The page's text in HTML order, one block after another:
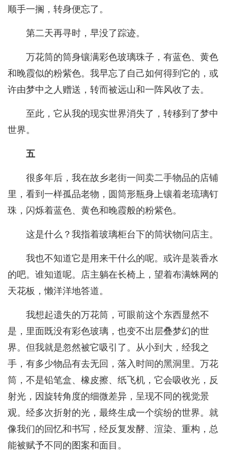
顺手一搁，转身便忘了。
第二天再寻时，早没了踪迹。
万花筒的筒身镶满彩色玻璃珠子，有蓝色、黄色
和晚霞似的粉紫色。我早忘了自己如何得到它的，或
许由梦中之人赠送，转而被远山和一阵风收了去。
至此，它从我的现实世界消失了，转移到了梦中
世界。
五
很多年后，我在故乡老街一间卖二手物品的店铺
里，看到一样孤品老物，圆筒形瓶身上镶着老琉璃钉
珠，闪烁着蓝色、黄色和晚霞般的粉紫色。
这是什么？我指着玻璃柜台下的筒状物问店主。
我也不知道它是用来干什么的呢。或许是装香水
的吧。谁知道呢。店主躺在长椅上，望着布满蛛网的
天花板，懒洋洋地答道。
我想起遗失的万花筒，可眼前这个东西显然不
是，里面既没有彩色玻璃，也变不出层叠梦幻的世
界。但我就是忽然被它吸引了。从小到大，经我之
手，有多少物品有去无回，落入时间的黑洞里。万花
筒，不是铅笔盒、橡皮擦、纸飞机，它会吸收光，反
射光，因旋转角度的细微差异，呈现不同的视觉景
观。经多次折射的光，最终生成一个缤纷的世界。就
像我们的回忆和书写，经反复发酵、渲染、重构，总
能被赋予不同的图案和面目。